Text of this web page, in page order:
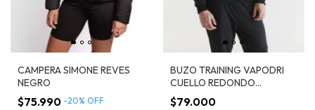
CAMPERA SIMONE REVES
NEGRO
$75.990 -20% OFF
BUZO TRAINING VAPODRI
CUELLO REDONDO
CANTERBURY NEGRO
$79.000